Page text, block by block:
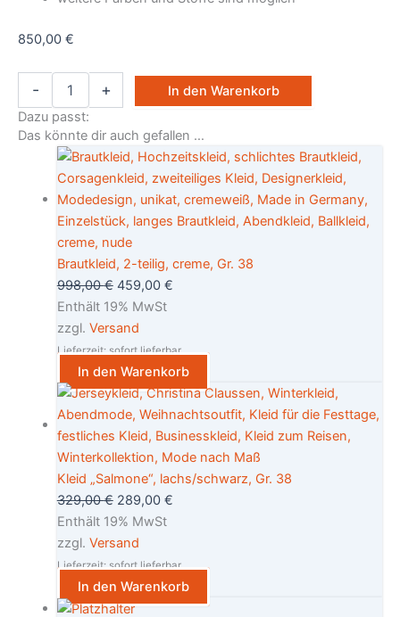
850,00 €
- +
In den Warenkorb
Dazu passt:
Das könnte dir auch gefallen …
Brautkleid, 2-teilig, creme, Gr. 38
998,00€ 459,00 €
Enthält 19% MwSt
zzgl. Versand
Lieferzeit: sofort lieferbar
In den Warenkorb
Kleid „Salmone“, lachs/schwarz, Gr. 38
329,00€ 289,00 €
Enthält 19% MwSt
zzgl. Versand
Lieferzeit: sofort lieferbar
In den Warenkorb